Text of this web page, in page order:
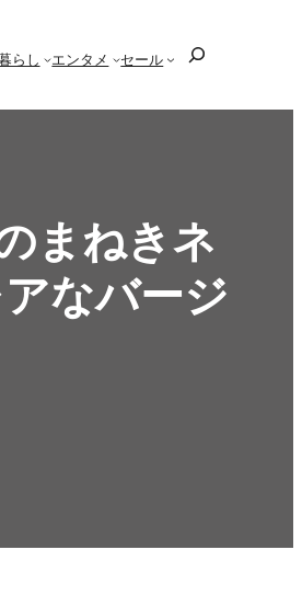
らし エンタメ セール
まねきネ
なバージ